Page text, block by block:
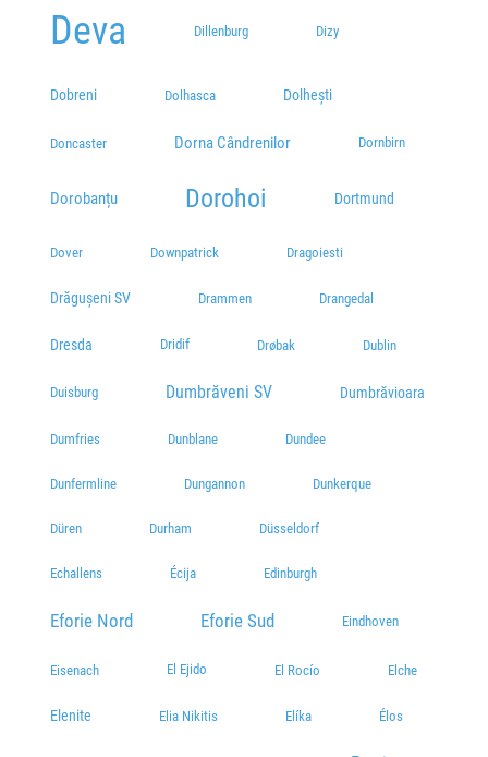
Deva Dillenburg Dizy
Dobreni Dolhasca Dolhești
Doncaster Dorna Cândrenilor Dornbirn
Dorobanțu Dorohoi Dortmund
Dover Downpatrick Dragoiesti
Drăgușeni SV Drammen Drangedal
Dresda Dridif Drøbak Dublin
Duisburg Dumbrăveni SV Dumbrăvioara
Dumfries Dunblane Dundee
Dunfermline Dungannon Dunkerque
Düren Durham Düsseldorf
Echallens Écija Edinburgh
Eforie Nord Eforie Sud Eindhoven
Eisenach El Ejido El Rocío Elche
Elenite Elia Nikitis Elíka Élos